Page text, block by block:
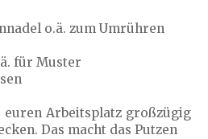
o.ä. zum Umrühren
für Muster
Arbeitsplatz großzügig
Das macht das Putzen